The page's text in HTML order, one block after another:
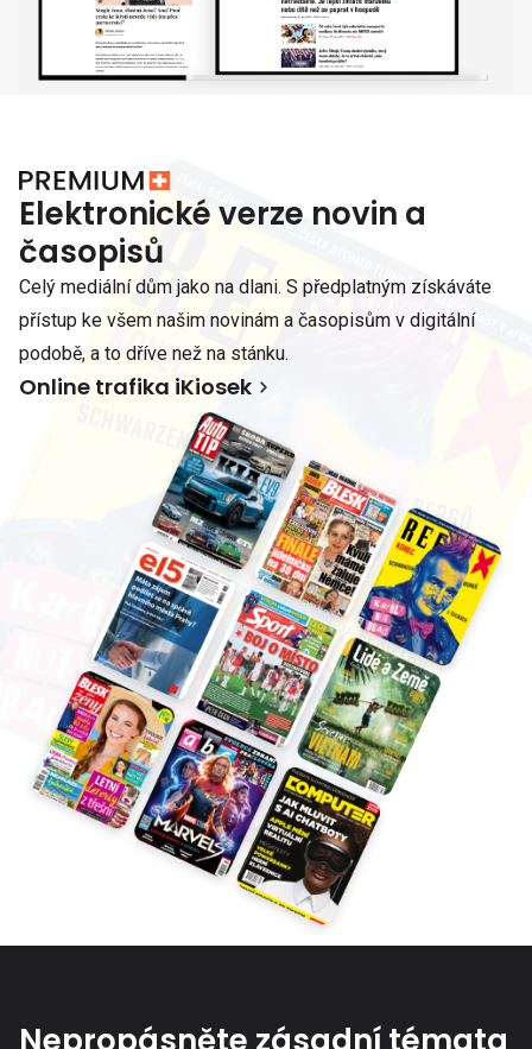
Elektronické verze novin a
časopisů
Celý mediální dům jako na dlani. S předplatným získáváte
přístup ke všem našim novinám a časopisům v digitální
podobě, a to dříve než na stánku.
Online trafika iKiosek